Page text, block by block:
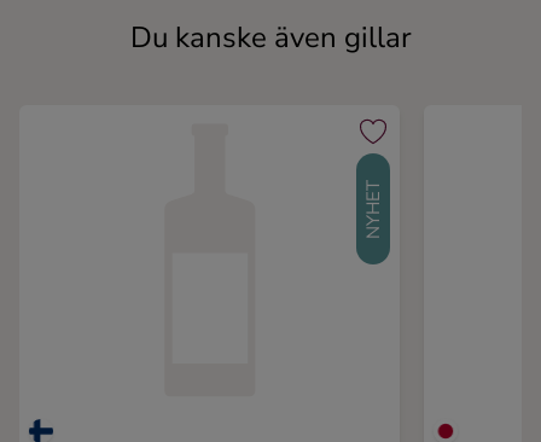
Du kanske även gillar
NYHET